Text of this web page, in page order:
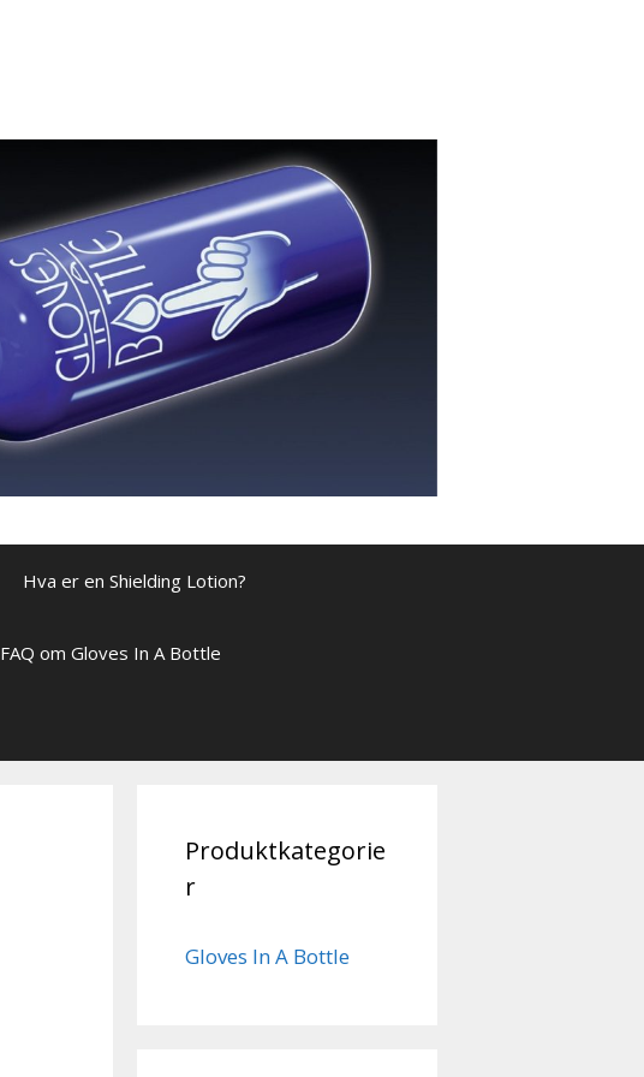
Hva er en Shielding Lotion?
FAQ om Gloves In A Bottle
Produktkategorie
r
Gloves In A Bottle